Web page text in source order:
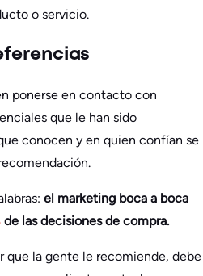
o servicio.
ponerse en contacto con
que le han sido
conocen y en quien confían se
el marketing boca a boca
de las decisiones de compra.
que la gente le recomiende, debe